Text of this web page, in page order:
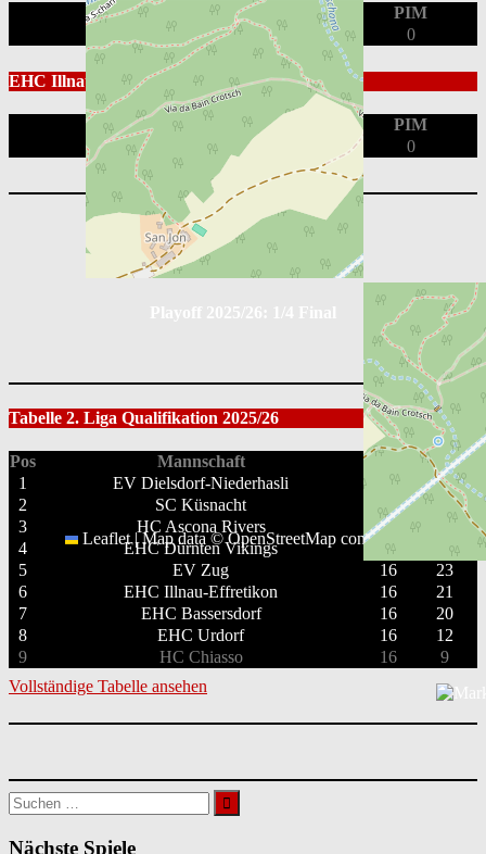
Leaflet |Map data ©OpenStreetMapcontributors
Position G A
PIM
0
0
EHC Illnau-Effretikon
Position G
PIM
0
Playoff 2025/26: 1/2 Final
Tabelle 2. Liga Qualifikation 2025/26
Pos Mannschaft GP
PTS
1
EV Dielsdorf-Niederhasli 16
35
2
SC Küsnacht 16
35
3
HC Ascona Rivers 16
32
4
EHC Dürnten Vikings 16
29
5
EV Zug 16
23
6
EHC Illnau-Effretikon 16
21
7
EHC Bassersdorf 16
20
8
EHC Urdorf 16
12
9
HC Chiasso 16
9
Vollständige Tabelle ansehen
Suchen
nach:
Nächste Spiele